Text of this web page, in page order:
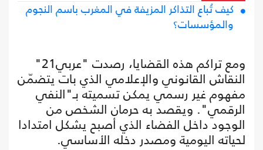
كيف تُباع التذاكر المزيفة في المغرب باسم النجوم
والمؤسسات؟
ومع تراكم هذه القضايا، رصدت "عربي21"
النقاش القانوني والإعلامي الذي بات يتضمّن
مفهوم غير رسمي يمكن تسميته بـ"النفي
الرقمي". ويقصد به حرمان الشخص من
الوجود داخل الفضاء الذي أصبح يشكل امتدادا
لحياته اليومية ومصدر دخله الأساسي.